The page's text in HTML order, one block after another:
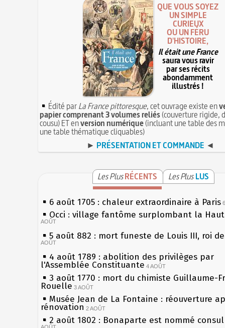
QUE VOUS SOYEZ
UN SIMPLE
CURIEUX
OU UN FÉRU
D'HISTOIRE,
Il était une France
saura vous ravir
par ses récits
abondamment
illustrés !
Édité parLa France pittoresque, cet ouvrage existe en
papier comprenant 3 volumes reliés(couverture rigide,
cousu) ET enversion numérique(incluant une table des
une table thématique cliquables)
► PRÉSENTATION ET COMMANDE ◄
Les PlusRÉCENTS Les Plus LUS
6 août 1705 : chaleur extraordinaire à Paris
Occi : village fantôme surplombant la
AOÛT
5 août 882 : mort funeste de Louis III, roi
AOÛT
4 août 1789 : abolition des privilèges par
l'Assemblée Constituante 4 AOÛT
3 août 1770 : mort du chimiste Guillaume-
Rouelle 3 AOÛT
Musée Jean de La Fontaine : réouverture
rénovation 2 AOÛT
2 août 1802 : Bonaparte est nommé